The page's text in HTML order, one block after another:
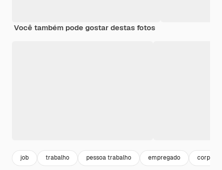
Você também pode gostar destas fotos
job trabalho pessoa trabalho empregado